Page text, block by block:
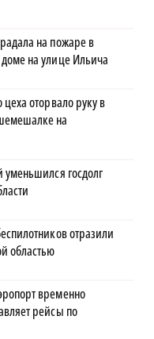
на пожаре в
на улице Ильича
цеха оторвало руку в
на
госдолг
отразили
областью
временно
рейсы по